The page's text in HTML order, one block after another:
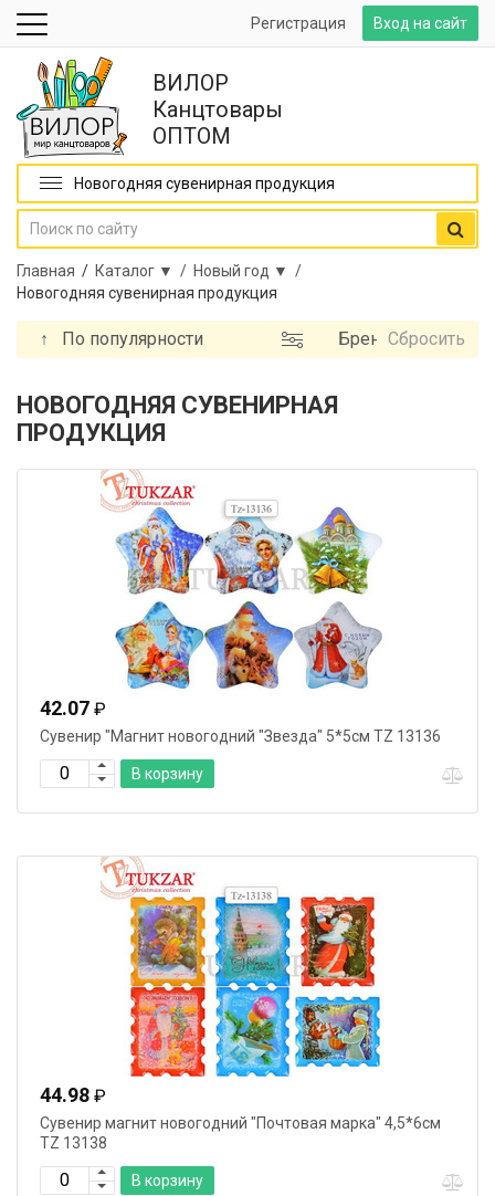
Вход на сайт
Регистрация
ВИЛОР
Канцтовары
ОПТОМ
Новогодняя сувенирная продукция
Главная / Каталог ▼ / Новый год ▼ /
Новогодняя сувенирная продукция
↑ По популярности БрендСбросить
НОВОГОДНЯЯ СУВЕНИРНАЯ
ПРОДУКЦИЯ
42.07 ₽
Сувенир "Магнит новогодний "Звезда" 5*5см TZ 13136
В корзину
44.98 ₽
Сувенир магнит новогодний "Почтовая марка" 4,5*6см
TZ 13138
В корзину